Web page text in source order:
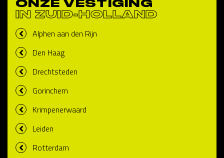
ONZE VESTIGING
IN ZUID-HOLLAND
Alphen aan den Rijn
Den Haag
Drechtsteden
Gorinchem
Krimpenerwaard
Leiden
Rotterdam